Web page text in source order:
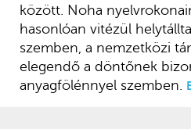
között. Noha
hasonlóan vitézül
szemben, a nemzetközi
elegendő a döntőnek
anyagfölénnyel szemben.